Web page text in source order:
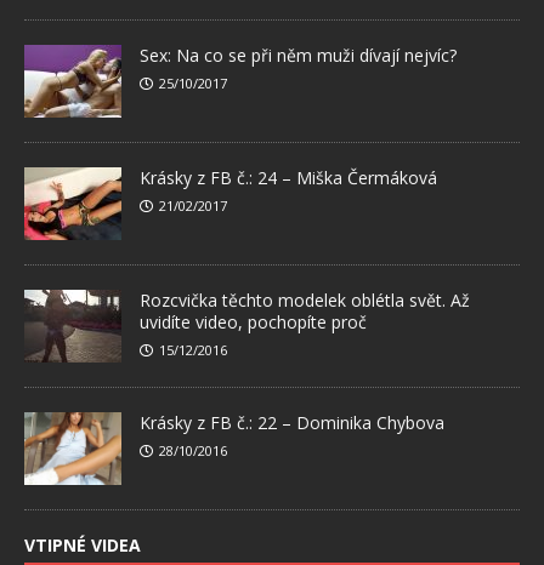
Sex: Na co se při něm muži dívají nejvíc?
25/10/2017
Krásky z FB č.: 24 – Miška Čermáková
21/02/2017
Rozcvička těchto modelek oblétla svět. Až
uvidíte video, pochopíte proč
15/12/2016
Krásky z FB č.: 22 – Dominika Chybova
28/10/2016
VTIPNÉ VIDEA